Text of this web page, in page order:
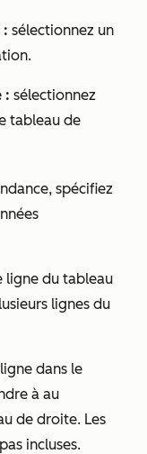
: sélectionnez un
: sélectionnez
tableau de
, spécifiez
ligne du tableau
lignes du
dans le
à au
de droite. Les
incluses.